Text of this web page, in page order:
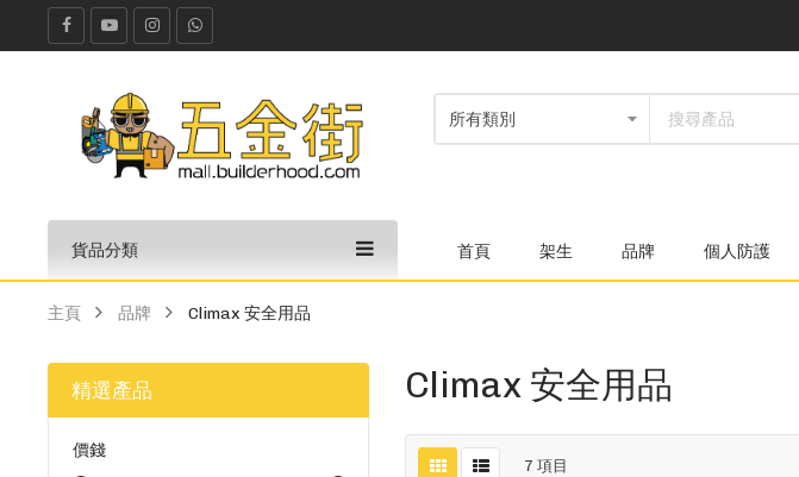
貨品分類 首頁 架生 品牌 個人防護
主頁 品牌 Climax 安全用品
Climax 安全用品
7 項目
精選產品
價錢